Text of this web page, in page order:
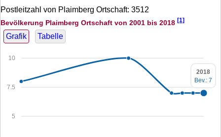
Postleitzahl von Plaimberg Ortschaft: 3512
Bevölkerung Plaimberg Ortschaft von 2001 bis 2018 [1]
Grafik Tabelle
5
7.5
10
2018
Bev.: 7